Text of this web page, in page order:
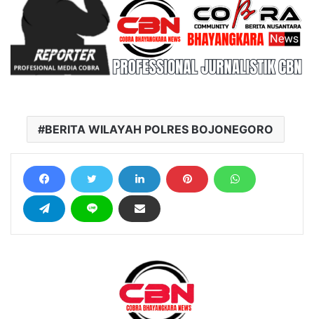
BERITA WILAYAH POLRES BOJONEGORO